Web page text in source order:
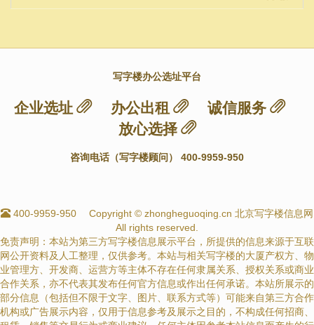
写字楼办公选址平台
企业选址 办公出租
诚信服务
放心选择
咨询电话（写字楼顾问） 400-9959-950
400-9959-950
Copyright © zhongheguoqing.cn 北京写字楼信息网
All rights reserved.
免责声明：本站为第三方写字楼信息展示平台，所提供的信息来源于互联
网公开资料及人工整理，仅供参考。本站与相关写字楼的大厦产权方、物
业管理方、开发商、运营方等主体不存在任何隶属关系、授权关系或商业
合作关系，亦不代表其发布任何官方信息或作出任何承诺。本站所展示的
部分信息（包括但不限于文字、图片、联系方式等）可能来自第三方合作
机构或广告展示内容，仅用于信息参考及展示之目的，不构成任何招商、